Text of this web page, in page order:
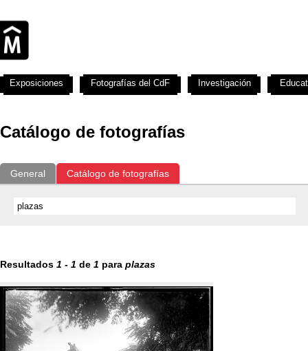
Catálogo de fotografías
General Catálogo de fotografías
Resultados 1 - 1 de 1 para plazas
Exposiciones Fotografías del CdF Investigación